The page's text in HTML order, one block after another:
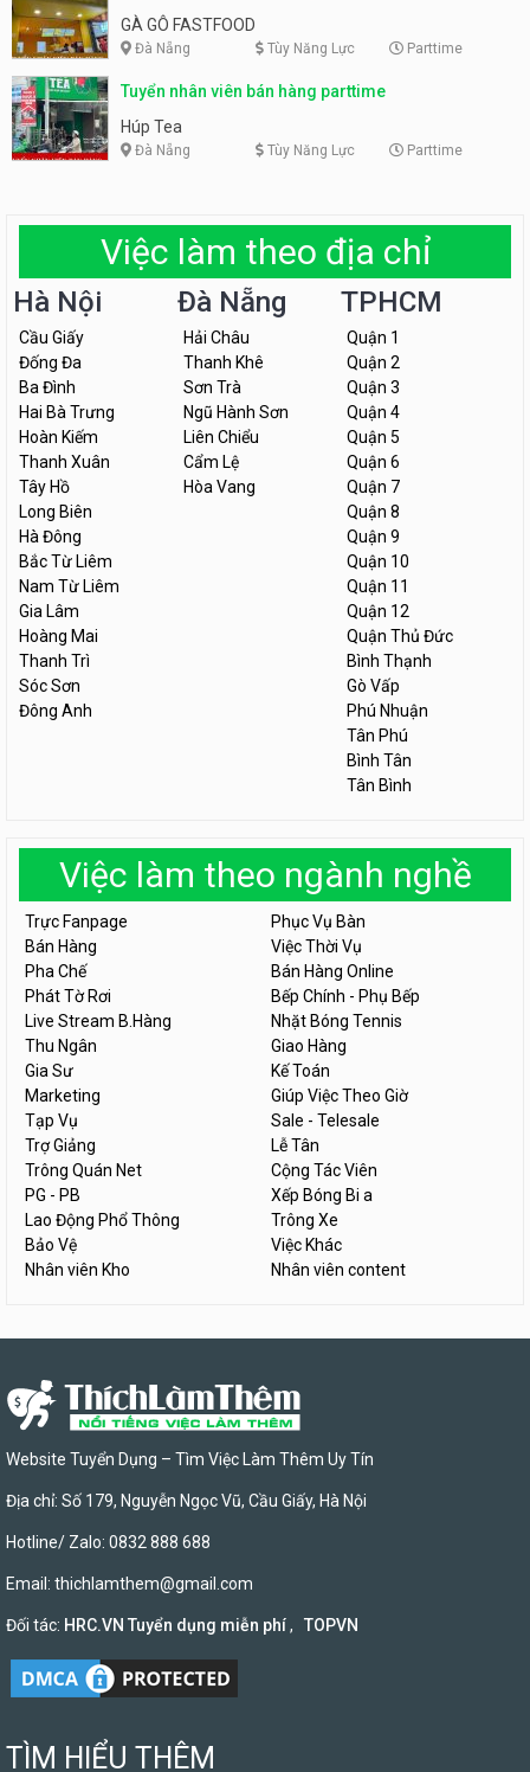
GÀ GÔ FASTFOOD
Đà Nẵng Tùy Năng Lực Parttime
Tuyển nhân viên bán hàng parttime
Húp Tea
Đà Nẵng Tùy Năng Lực Parttime
Việc làm theo địa chỉ
Hà Nội
Cầu Giấy
Đống Đa
Ba Đình
Hai Bà Trưng
Hoàn Kiếm
Thanh Xuân
Tây Hồ
Long Biên
Hà Đông
Bắc Từ Liêm
Nam Từ Liêm
Gia Lâm
Hoàng Mai
Thanh Trì
Sóc Sơn
Đông Anh
Đà Nẵng
Hải Châu
Thanh Khê
Sơn Trà
Ngũ Hành Sơn
Liên Chiểu
Cẩm Lệ
Hòa Vang
TPHCM
Quận 1
Quận 2
Quận 3
Quận 4
Quận 5
Quận 6
Quận 7
Quận 8
Quận 9
Quận 10
Quận 11
Quận 12
Quận Thủ Đức
Bình Thạnh
Gò Vấp
Phú Nhuận
Tân Phú
Bình Tân
Tân Bình
Việc làm theo ngành nghề
Trực Fanpage
Phục Vụ Bàn
Bán Hàng
Việc Thời Vụ
Pha Chế
Bán Hàng Online
Phát Tờ Rơi
Bếp Chính - Phụ Bếp
Live Stream B.Hàng
Nhặt Bóng Tennis
Thu Ngân
Giao Hàng
Gia Sư
Kế Toán
Marketing
Giúp Việc Theo Giờ
Tạp Vụ
Sale - Telesale
Trợ Giảng
Lễ Tân
Trông Quán Net
Cộng Tác Viên
PG - PB
Xếp Bóng Bi a
Lao Động Phổ Thông
Trông Xe
Bảo Vệ
Việc Khác
Nhân viên Kho
Nhân viên content
Website Tuyển Dụng – Tìm Việc Làm Thêm Uy Tín
Địa chỉ: Số 179, Nguyễn Ngọc Vũ, Cầu Giấy, Hà Nội
Hotline/ Zalo: 0832 888 688
Email: thichlamthem@gmail.com
Đối tác: HRC.VN Tuyển dụng miễn phí, TOPVN
TÌM HIỂU THÊM